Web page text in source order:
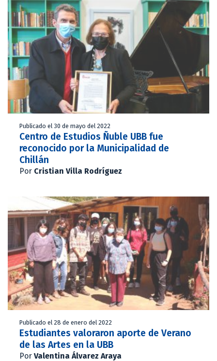
Publicado el 30 de mayo del 2022
Centro de Estudios Ñuble UBB fue
reconocido por la Municipalidad de
Chillán
Por Cristian Villa Rodríguez
Publicado el 28 de enero del 2022
Estudiantes valoraron aporte de Verano
de las Artes en la UBB
Por Valentina Álvarez Araya